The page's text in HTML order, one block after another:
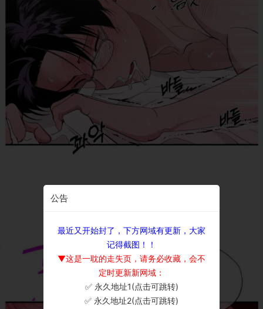
公告
最近又开始封了，下方网域有更新，大家
记得截图！！
▼这是一耽的走失页，请务必收藏，会不
定时更新新网域：
✅ 永久地址1(点击可跳转)
✅ 永久地址2(点击可跳转)